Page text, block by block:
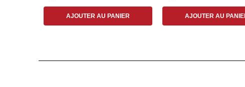
AJOUTER AU PANIER AJOUTER AU